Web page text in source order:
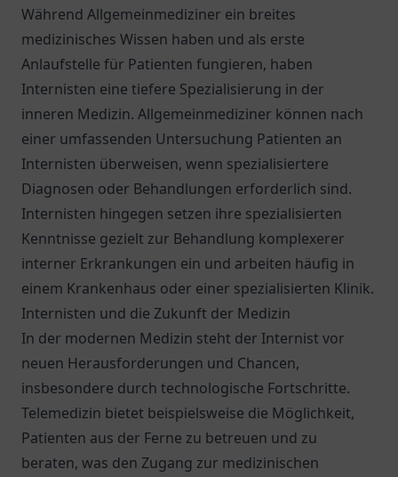
Während Allgemeinmediziner ein breites
medizinisches Wissen haben und als erste
Anlaufstelle für Patienten fungieren, haben
Internisten eine tiefere Spezialisierung in der
inneren Medizin. Allgemeinmediziner können nach
einer umfassenden Untersuchung Patienten an
Internisten überweisen, wenn spezialisiertere
Diagnosen oder Behandlungen erforderlich sind.
Internisten hingegen setzen ihre spezialisierten
Kenntnisse gezielt zur Behandlung komplexerer
interner Erkrankungen ein und arbeiten häufig in
einem Krankenhaus oder einer spezialisierten Klinik.
Internisten und die Zukunft der Medizin
In der modernen Medizin steht der Internist vor
neuen Herausforderungen und Chancen,
insbesondere durch technologische Fortschritte.
Telemedizin bietet beispielsweise die Möglichkeit,
Patienten aus der Ferne zu betreuen und zu
beraten, was den Zugang zur medizinischen